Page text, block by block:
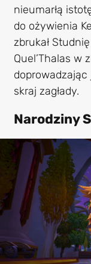
nieumarłą
do ożywienia
zbrukał
Quel’Thalas w
skraj zagłady.
Narodziny